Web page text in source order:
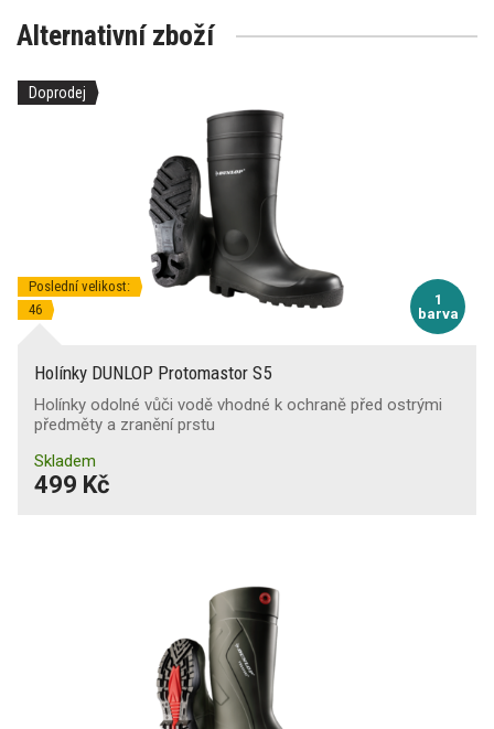
Alternativní zboží
Doprodej
1
barva
Poslední velikost:
46
Holínky DUNLOP Protomastor S5
Holínky odolné vůči vodě vhodné k ochraně před ostrými
předměty a zranění prstu
Skladem
499 Kč